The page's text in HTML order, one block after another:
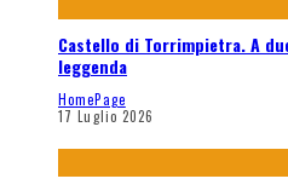
Castello di Torrimpietra. A
leggenda
HomePage
17 Luglio 2026